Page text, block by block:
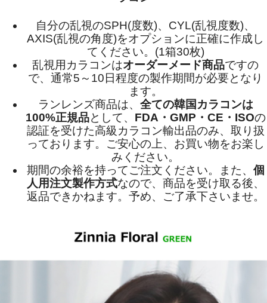
自分の乱視のSPH(度数)、CYL(乱視度数)、
AXIS(乱視の角度)をオプションに正確に作成し
てください。(1箱30枚)
乱視用カラコンはオーダーメード商品ですの
で、 通常5～10日程度の製作期間が必要となり
ます。
ランレンズ商品は、 全ての韓国カラコンは
100%正規品として、 FDA・GMP・CE・ISOの
認証を受けた高級カラコン輸出品のみ、取り扱
っております。ご安心の上、お買い物をお楽し
みください。
期間の余裕を持ってご注文ください。また、 個
人用注文製作方式なので、商品を受け取る後、
返品できかねます。予め、ご了承下さいませ。